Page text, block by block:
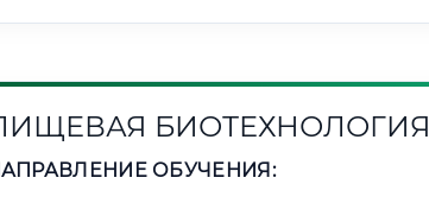
БИОТЕХНОЛОГИЯ
ОБУЧЕНИЯ: